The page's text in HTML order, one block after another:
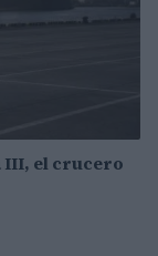
III, el crucero